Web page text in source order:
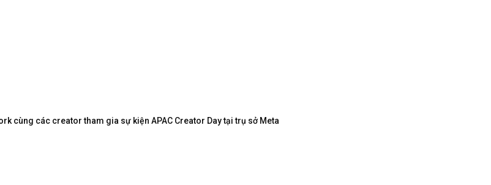
cùng các creator tham gia sự kiện APAC Creator Day tại trụ sở Meta